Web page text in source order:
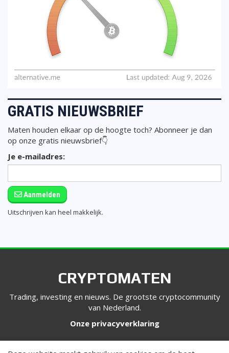
GRATIS NIEUWSBRIEF
Maten houden elkaar op de hoogte toch? Abonneer je dan
op onze gratis nieuwsbrief👇
Je e-mailadres:
Aanmelden
Uitschrijven kan heel makkelijk.
CRYPTOMATEN
Trading, investing en nieuws. De grootste cryptocommunity
van Nederland.
Onze privacyverklaring
VOLG ONS